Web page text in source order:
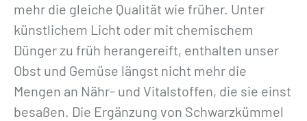
mehr die gleiche Qualität wie früher. Unter
künstlichem Licht oder mit chemischem
Dünger zu früh herangereift, enthalten unser
Obst und Gemüse längst nicht mehr die
Mengen an Nähr- und Vitalstoffen, die sie einst
besaßen. Die Ergänzung von Schwarzkümmel